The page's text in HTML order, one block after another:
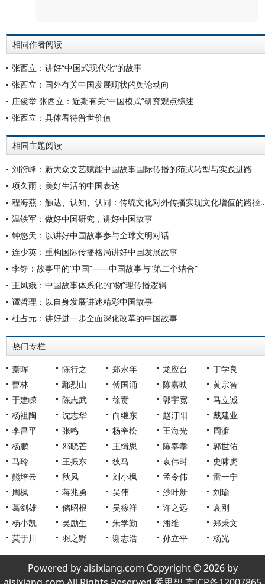
相同作者阅读
张西立：讲好“中国式现代化”的故事
张西立：国外有关中国发展现状的舆论动向
庄俊举 张西立：近期有关“中国模式”研究观点综述
张西立：具体看待普世价值
相同主题阅读
刘衍峰：新大众文艺赋能中国故事国际传播的范式转型与实践进路
项久雨：美好生活的中国表达
程海燕：触达、认知、认同：
温铁军：做好中国研究，讲好中国故事
钟悠天：以讲好中国故事参与全球文明对话
连少英：重构国际传播格局讲好中国发展故事
李铮：故事里的“中国”——中国故事与“第二个结合”
王凤娥：中国故事体系化的“物”理传播逻辑
谭哲理：以自身发展讲述精彩中国故事
杜占元：讲好进一步全面深化改革的中国故事
热门专栏
秦晖 陈行之 郑永年 龙应台
丁学良
曹林
鄢烈山 傅国涌 陈嘉映
黄宗智
于建嵘
陈志武 徐贲 郭宇宽
马立诚
杨祖陶
沈志华 向继东 赵汀阳
戴建业
李昌平
张鸣 杨奎松 王海光
周濂
杨鹏
邓晓芒 王缉思 陈奉孝
郭世佑
马玲
王振东 狄马 袁伟时
史啸虎
熊培云
秋风 刘小枫 孟令伟
雷一宁
周枫
蒋兆勇 吴伟 沙叶新
刘瑜
葛剑雄
储昭根 吴稼祥 许之远
袁刚
杨小凯
吴励生 朱学勤 潘维
郑秉文
莫于川
羽之野 谢志浩 孙立平 杨光
Powered by aisixiang.com Copyright © 2026 by